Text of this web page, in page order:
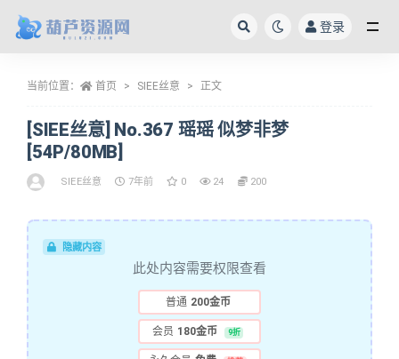
登录
当前位置： 首页 SIEE丝意 正文
[SIEE丝意] No.367 瑶瑶 似梦非梦
[54P/80MB]
SIEE丝意 7年前 0 24 200
隐藏内容
此处内容需要权限查看
普通 200金币
会员 180金币 9折